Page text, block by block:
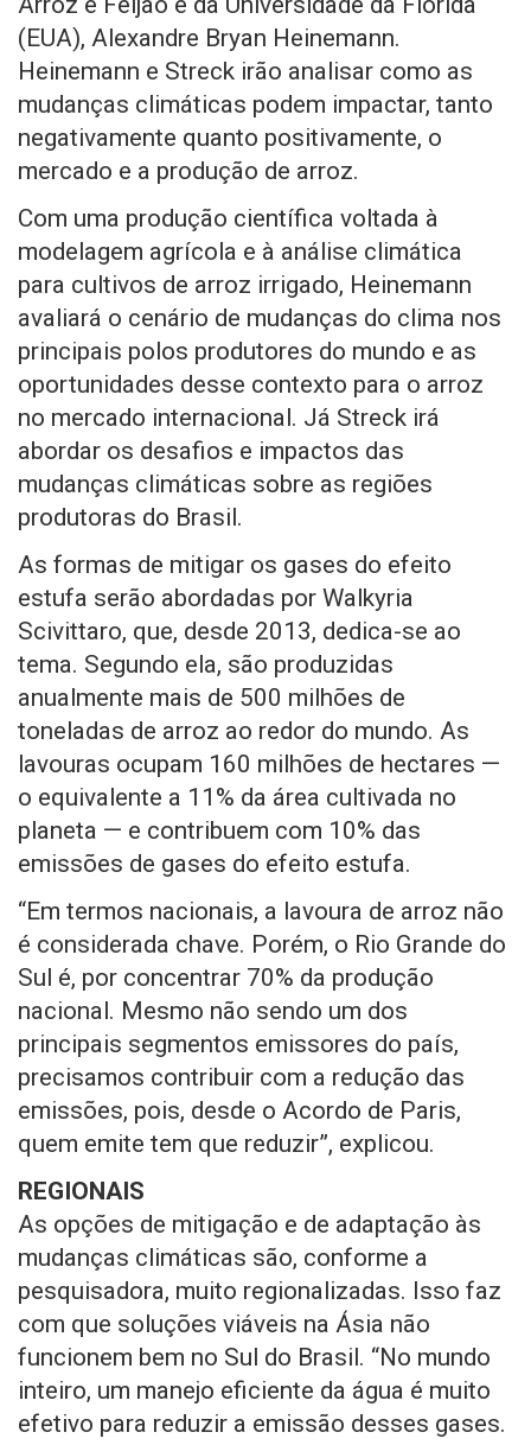
(EUA), Alexandre Bryan Heinemann.
Heinemann e Streck irão analisar como as
mudanças climáticas podem impactar, tanto
negativamente quanto positivamente, o
mercado e a produção de arroz.
Com uma produção científica voltada à
modelagem agrícola e à análise climática
para cultivos de arroz irrigado, Heinemann
avaliará o cenário de mudanças do clima nos
principais polos produtores do mundo e as
oportunidades desse contexto para o arroz
no mercado internacional. Já Streck irá
abordar os desafios e impactos das
mudanças climáticas sobre as regiões
produtoras do Brasil.
As formas de mitigar os gases do efeito
estufa serão abordadas por Walkyria
Scivittaro, que, desde 2013, dedica-se ao
tema. Segundo ela, são produzidas
anualmente mais de 500 milhões de
toneladas de arroz ao redor do mundo. As
lavouras ocupam 160 milhões de hectares —
o equivalente a 11% da área cultivada no
planeta — e contribuem com 10% das
emissões de gases do efeito estufa.
“Em termos nacionais, a lavoura de arroz não
é considerada chave. Porém, o Rio Grande do
Sul é, por concentrar 70% da produção
nacional. Mesmo não sendo um dos
principais segmentos emissores do país,
precisamos contribuir com a redução das
emissões, pois, desde o Acordo de Paris,
quem emite tem que reduzir”, explicou.
REGIONAIS
As opções de mitigação e de adaptação às
mudanças climáticas são, conforme a
pesquisadora, muito regionalizadas. Isso faz
com que soluções viáveis na Ásia não
funcionem bem no Sul do Brasil. “No mundo
inteiro, um manejo eficiente da água é muito
efetivo para reduzir a emissão desses gases.